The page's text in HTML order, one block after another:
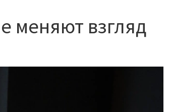
меняют взгляд